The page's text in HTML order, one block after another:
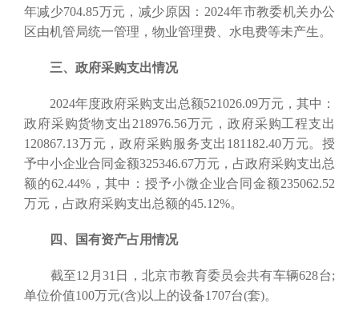
年减少704.85万元，减少原因：2024年市教委机关办公
区由机管局统一管理，物业管理费、水电费等未产生。
三、政府采购支出情况
2024年度政府采购支出总额521026.09万元，其中：
政府采购货物支出218976.56万元，政府采购工程支出
120867.13万元，政府采购服务支出181182.40万元。授
予中小企业合同金额325346.67万元，占政府采购支出总
额的62.44%，其中：授予小微企业合同金额235062.52
万元，占政府采购支出总额的45.12%。
四、国有资产占用情况
截至12月31日，北京市教育委员会共有车辆628台;
单位价值100万元(含)以上的设备1707台(套)。